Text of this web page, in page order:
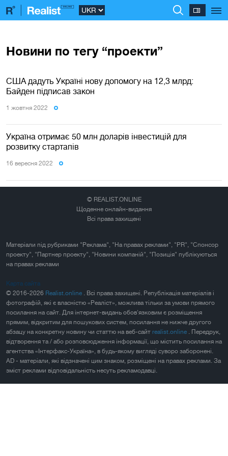
Новини по тегу “проекти”
США дадуть Україні нову допомогу на 12,3 млрд:
Байден підписав закон
1 жовтня 2022
Україна отримає 50 млн доларів інвестицій для
розвитку стартапів
16 вересня 2022
© REALIST.ONLINE
Щоденне онлайн-видання
Всі права захищені
Матеріали під рубриками "Реклама", "На правах реклами", "PR", "Спонсор
проекту", "Партнер проекту", "Новини компаній", "Позиція" публікуються
на правах реклами
Карта сайта
© 2016-2026 Realist.online
. Всі права захищені. Републікація матеріалів і
фотографій, які є власністю «Реаліст», можлива тільки за умови прямого
посилання на сайт. Для інтернет-видань обов'язковим є розміщення
прямим, відкритим для пошукових систем, посилання не нижче другого
абзацу на конкретну новину чи статтю на веб-сайт realist.online
. Передрук,
відтворення та / або розповсюдження інформації, що містить посилання на
агентства «Інтерфакс-Україна», в будь-якому вигляді суворо заборонені.
AD - матеріали, які відзначені цим знаком, розміщені на правах реклами. За
зміст реклами відповідальність несуть рекламодавці.